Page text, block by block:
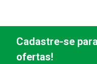
Cadastre-se
ofertas!